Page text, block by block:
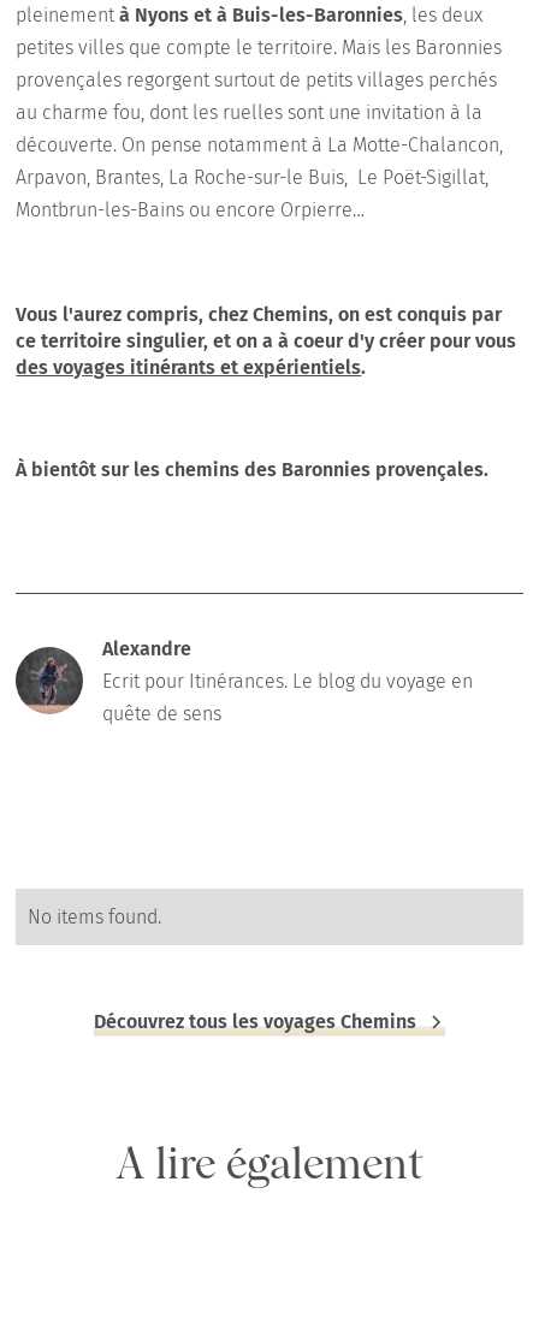
pleinementà Nyons et à Buis-les-Baronnies , les deux
petites villes que compte le territoire. Mais les Baronnies
provençales regorgent surtout de petits villages perchés
au charme fou, dont les ruelles sont une invitation à la
découverte. On pense notamment à La Motte-Chalancon,
Arpavon, Brantes, La Roche-sur-le Buis, Le Poët-Sigillat,
Montbrun-les-Bains ou encore Orpierre…
Vous l'aurez compris, chez Chemins, on est conquis par
ce territoire singulier, et on a à coeur d'y créer pour vous
des voyages itinérants et expérientiels.
À bientôt sur les chemins des Baronnies provençales.
Alexandre
Ecrit pour Itinérances. Le blog du voyage en
quête de sens
No items found.
Découvrez tous les voyages Chemins
A lire également